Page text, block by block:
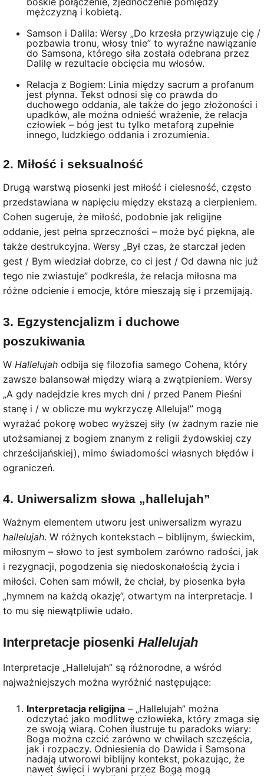
mężczyzną i kobietą.
Samson i Dalila: Wersy „Do krzesła przywiązuje cię /
pozbawia tronu, włosy tnie” to wyraźne nawiązanie
do Samsona, którego siła została odebrana przez
Dalilę w rezultacie obcięcia mu włosów.
Relacja z Bogiem: Linia między sacrum a profanum
jest płynna. Tekst odnosi się co prawda do
duchowego oddania, ale także do jego złożoności i
upadków, ale można odnieść wrażenie, że relacja
człowiek – bóg jest tu tylko metaforą zupełnie
innego, ludzkiego oddania i zrozumienia.
2. Miłość i seksualność
Drugą warstwą piosenki jest miłość i cielesność, często
przedstawiana w napięciu między ekstazą a cierpieniem.
Cohen sugeruje, że miłość, podobnie jak religijne
oddanie, jest pełna sprzeczności – może być piękna, ale
także destrukcyjna. Wersy „Był czas, że starczał jeden
gest / Bym wiedział dobrze, co ci jest / Od dawna nic już
tego nie zwiastuje” podkreśla, że relacja miłosna ma
różne odcienie i emocje, które mieszają się i przemijają.
3. Egzystencjalizm i duchowe
poszukiwania
W Hallelujah odbija się filozofia samego Cohena, który
zawsze balansował między wiarą a zwątpieniem. Wersy
„A gdy nadejdzie kres mych dni / przed Panem Pieśni
stanę i / w oblicze mu wykrzyczę Alleluja!” mogą
wyrażać pokorę wobec wyższej siły (w żadnym razie nie
utożsamianej z bogiem znanym z religii żydowskiej czy
chrześcijańskiej), mimo świadomości własnych błędów i
ograniczeń.
4. Uniwersalizm słowa „hallelujah”
Ważnym elementem utworu jest uniwersalizm wyrazu
hallelujah. W różnych kontekstach – biblijnym, świeckim,
miłosnym – słowo to jest symbolem zarówno radości, jak
i rezygnacji, pogodzenia się niedoskonałością życia i
miłości. Cohen sam mówił, że chciał, by piosenka była
„hymnem na każdą okazję”, otwartym na interpretacje. I
to mu się niewątpliwie udało.
Interpretacje piosenki Hallelujah
Interpretacje „Hallelujah” są różnorodne, a wśród
najważniejszych można wyróżnić następujące:
Interpretacja religijna – „Hallelujah” można
odczytać jako modlitwę człowieka, który zmaga się
ze swoją wiarą. Cohen ilustruje tu paradoks wiary:
Boga można czcić zarówno w chwilach szczęścia,
jak i rozpaczy. Odniesienia do Dawida i Samsona
nadają utworowi biblijny kontekst, pokazując, że
nawet święci i wybrani przez Boga mogą